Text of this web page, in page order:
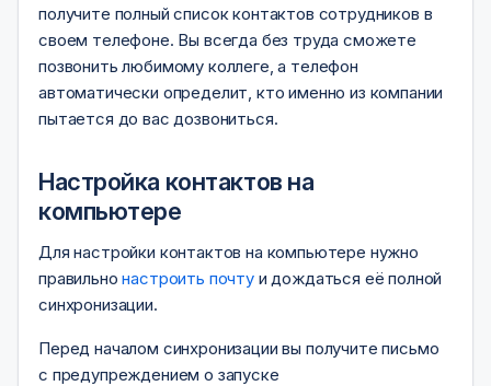
получите полный список контактов сотрудников в
своем телефоне. Вы всегда без труда сможете
позвонить любимому коллеге, а телефон
автоматически определит, кто именно из компании
пытается до вас дозвониться.
Настройка контактов на
компьютере
Для настройки контактов на компьютере нужно
правильнонастроить почтуи дождаться её полной
синхронизации.
Перед началом синхронизации вы получите письмо
с предупреждением о запуске